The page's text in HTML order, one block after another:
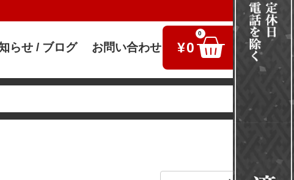
らせ / ブログ お問い合わせ ¥0
0